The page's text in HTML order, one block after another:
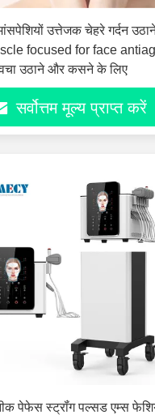
उत्तेजक चेहरे गर्दन
focused for face
उठाने और कसने के लिए
सर्वोत्तम मूल्य प्राप्त करें
पेफेस स्ट्रॉंग पल्सड एम्स